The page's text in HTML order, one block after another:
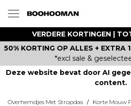
VERDERE KORTINGEN |
50% KORTING OP ALLES + EXTRA
*excl sale &
Deze website bevat door AI
content.
Overhemdjes Met Stropdas / Korte Mouw